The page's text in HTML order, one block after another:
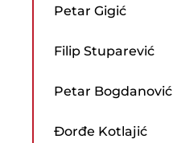
Petar Gigić
Filip Stuparević
Petar Bogdanović
Đorđe Kotlajić